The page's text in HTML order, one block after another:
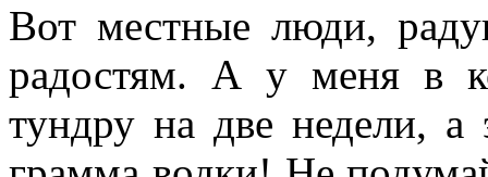
Вот местные люди,
радостям. А у меня в
тундру на две недели, а